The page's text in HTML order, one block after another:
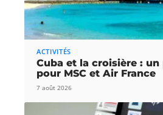
ACTIVITÉS
Cuba et la croisière :
pour MSC et Air France
7 août 2026